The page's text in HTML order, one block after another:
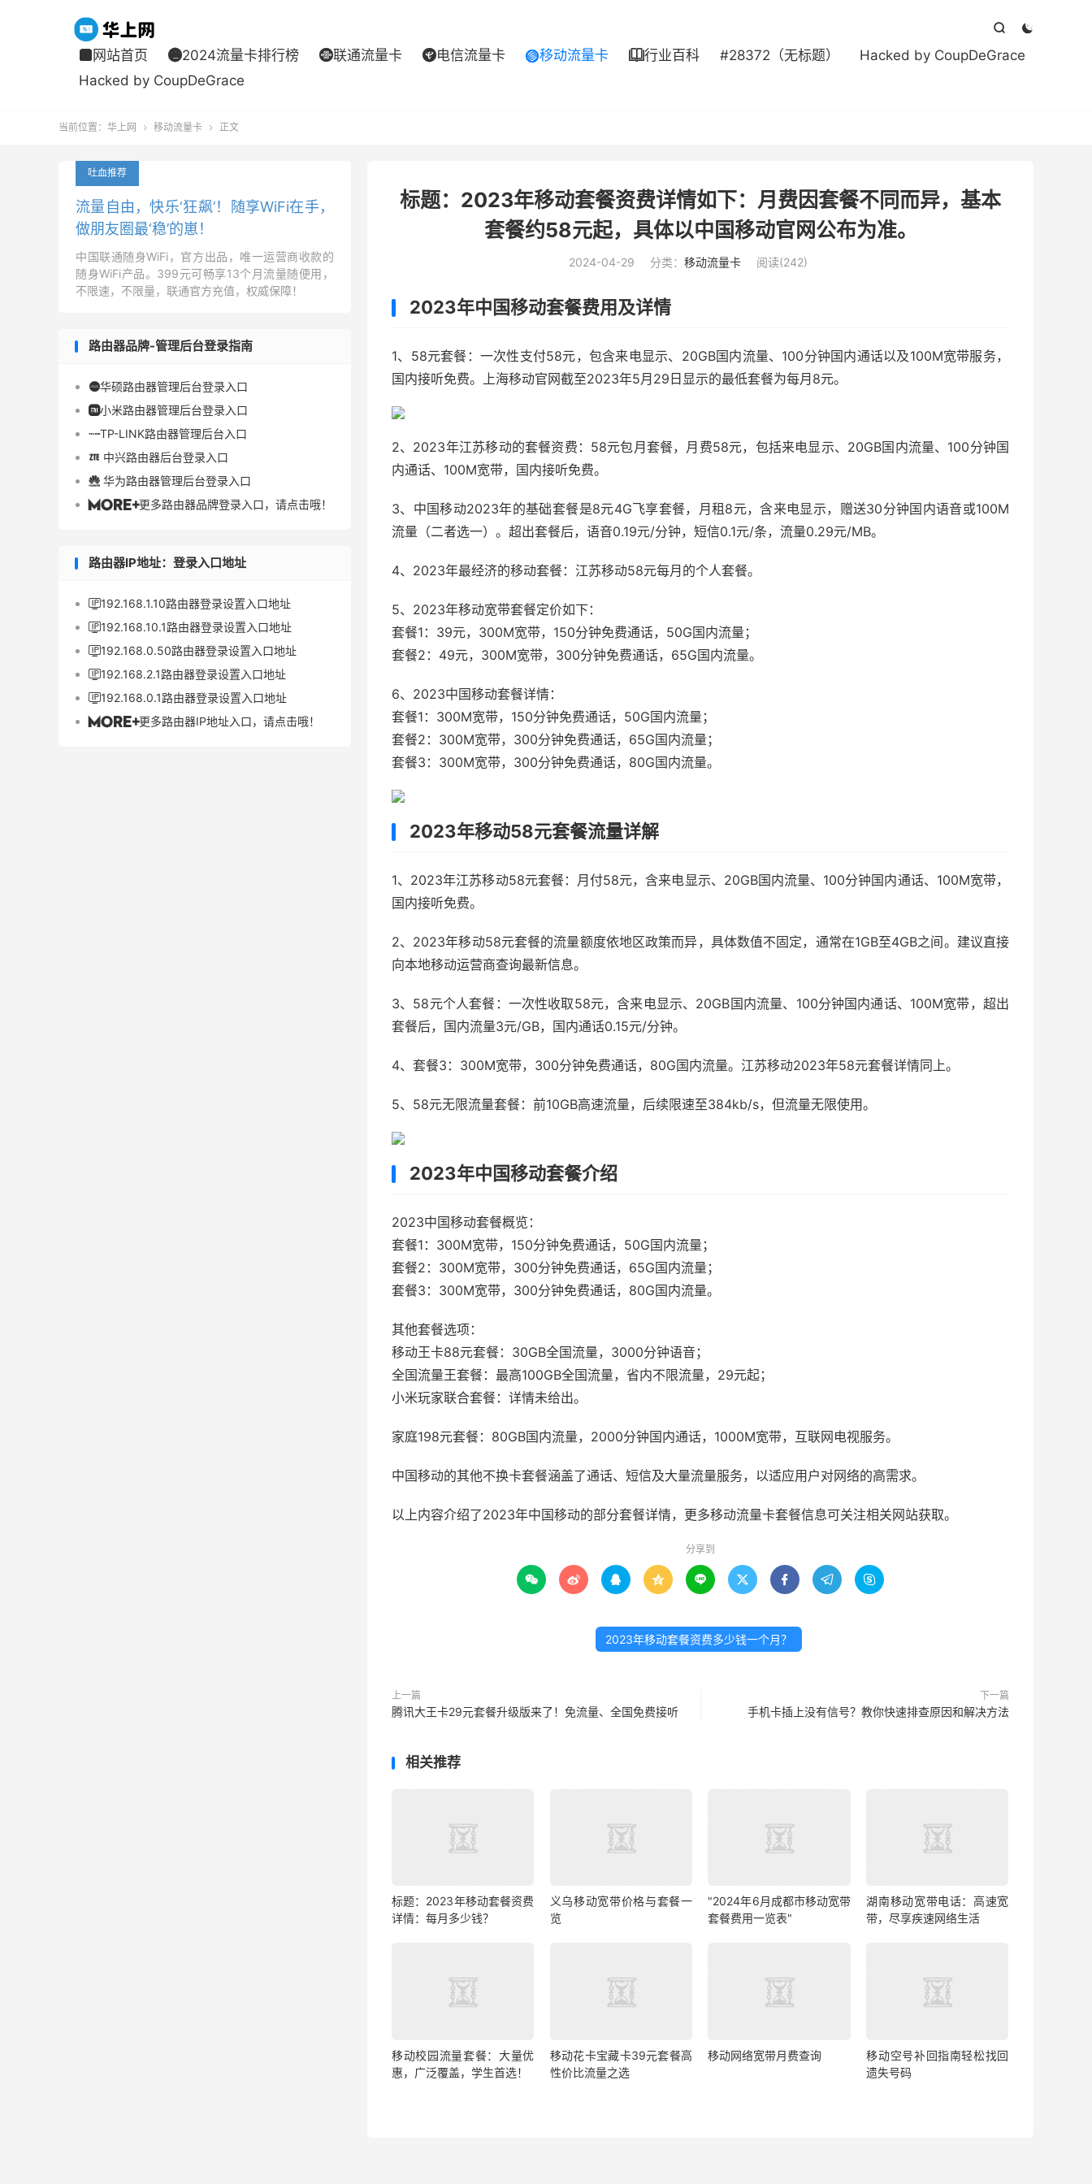


 网站首页 2024流量卡排行榜 联通流量卡 电信流量卡 移动流量卡 行业百科 #28372（无标题）
Hacked by CoupDeGrace
Hacked by CoupDeGrace
当前位置： 华上网  移动流量卡  正文
标题：2023年移动套餐资费详情如下：月费因套餐不同而异，基本
套餐约58元起，具体以中国移动官网公布为准。
2024-04-29 分类： 移动流量卡 阅读(242)
2023年中国移动套餐费用及详情
1、58元套餐：一次性支付58元，包含来电显示、20GB国内流量、100分钟国内通话以及100M宽带服务，
国内接听免费。上海移动官网截至2023年5月29日显示的最低套餐为每月8元。
2、2023年江苏移动的套餐资费：58元包月套餐，月费58元，包括来电显示、20GB国内流量、100分钟国
内通话、100M宽带，国内接听免费。
3、中国移动2023年的基础套餐是8元4G飞享套餐，月租8元，含来电显示，赠送30分钟国内语音或100M
流量（二者选一）。超出套餐后，语音0.19元/分钟，短信0.1元/条，流量0.29元/MB。
4、2023年最经济的移动套餐：江苏移动58元每月的个人套餐。
5、2023年移动宽带套餐定价如下：
套餐1：39元，300M宽带，150分钟免费通话，50G国内流量；
套餐2：49元，300M宽带，300分钟免费通话，65G国内流量。
6、2023中国移动套餐详情：
套餐1：300M宽带，150分钟免费通话，50G国内流量；
套餐2：300M宽带，300分钟免费通话，65G国内流量；
套餐3：300M宽带，300分钟免费通话，80G国内流量。
2023年移动58元套餐流量详解
1、2023年江苏移动58元套餐：月付58元，含来电显示、20GB国内流量、100分钟国内通话、100M宽带，
国内接听免费。
2、2023年移动58元套餐的流量额度依地区政策而异，具体数值不固定，通常在1GB至4GB之间。建议直接
向本地移动运营商查询最新信息。
3、58元个人套餐：一次性收取58元，含来电显示、20GB国内流量、100分钟国内通话、100M宽带，超出
套餐后，国内流量3元/GB，国内通话0.15元/分钟。
4、套餐3：300M宽带，300分钟免费通话，80G国内流量。江苏移动2023年58元套餐详情同上。
5、58元无限流量套餐：前10GB高速流量，后续限速至384kb/s，但流量无限使用。
2023年中国移动套餐介绍
2023中国移动套餐概览：
套餐1：300M宽带，150分钟免费通话，50G国内流量；
套餐2：300M宽带，300分钟免费通话，65G国内流量；
套餐3：300M宽带，300分钟免费通话，80G国内流量。
其他套餐选项：
移动王卡88元套餐：30GB全国流量，3000分钟语音；
全国流量王套餐：最高100GB全国流量，省内不限流量，29元起；
小米玩家联合套餐：详情未给出。
家庭198元套餐：80GB国内流量，2000分钟国内通话，1000M宽带，互联网电视服务。
中国移动的其他不换卡套餐涵盖了通话、短信及大量流量服务，以适应用户对网络的高需求。
以上内容介绍了2023年中国移动的部分套餐详情，更多移动流量卡套餐信息可关注相关网站获取。
分享到
        
2023年移动套餐资费多少钱一个月？
上一篇
腾讯大王卡29元套餐升级版来了！免流量、全国免费接听
下一篇
手机卡插上没有信号？教你快速排查原因和解决方法
相关推荐
标题：2023年移动套餐资费
详情：每月多少钱？
义乌移动宽带价格与套餐一
览
"2024年6月成都市移动宽带
套餐费用一览表"
湖南移动宽带电话：高速宽
带，尽享疾速网络生活
移动校园流量套餐：大量优
惠，广泛覆盖，学生首选！
移动花卡宝藏卡39元套餐高
性价比流量之选
移动网络宽带月费查询
移动空号补回指南轻松找回
遗失号码
吐血推荐
流量自由，快乐‘狂飙’！随享WiFi在手，
做朋友圈最‘稳’的崽！
中国联通随身WiFi，官方出品，唯一运营商收款的
随身WiFi产品。399元可畅享13个月流量随便用，
不限速，不限量，联通官方充值，权威保障！
路由器品牌-管理后台登录指南
华硕路由器管理后台登录入口
小米路由器管理后台登录入口
TP-LINK路由器管理后台入口
 中兴路由器后台登录入口
 华为路由器管理后台登录入口
更多路由器品牌登录入口，请点击哦！
路由器IP地址：登录入口地址
192.168.1.10路由器登录设置入口地址
192.168.10.1路由器登录设置入口地址
192.168.0.50路由器登录设置入口地址
192.168.2.1路由器登录设置入口地址
192.168.0.1路由器登录设置入口地址
更多路由器IP地址入口，请点击哦！